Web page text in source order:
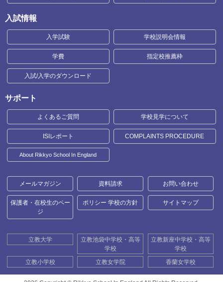
入試情報
入学試験 学校説明会情報
学費 指定校推薦枠
入試/入学のダウンロード
サポート
よくあるご質問 学校見学について
ISIレポート COMPLAINTS PROCEDURE
About Rikkyo School In England
メールマガジン 資料請求 お問い合わせ
保護者・在校生のペー
ジ
ポリシー 学校の方針 サイトマップ
立教大学
立教池袋中学校・高等
学校
立教新座中学校・高等
学校
立教小学校
立教女学院 香蘭女学校